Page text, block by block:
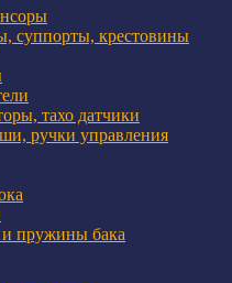
суппорты, крестовины
тахо датчики
ручки управления
пружины бака